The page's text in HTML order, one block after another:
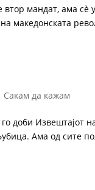
мандат, ама
македонската
Сакам да кажам
доби Извештајот
Ама од сите